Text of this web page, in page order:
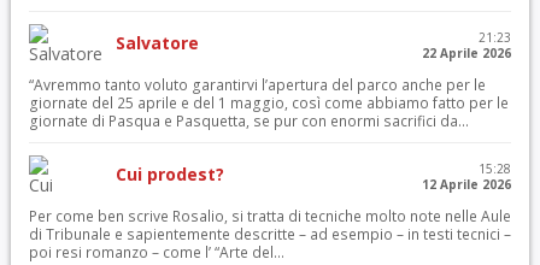
Salvatore
21:23
22 Aprile 2026
“Avremmo tanto voluto garantirvi l’apertura del parco anche per le
giornate del 25 aprile e del 1 maggio, così come abbiamo fatto per le
giornate di Pasqua e Pasquetta, se pur con enormi sacrifici da...
Cui prodest?
15:28
12 Aprile 2026
Per come ben scrive Rosalio, si tratta di tecniche molto note nelle Aule
di Tribunale e sapientemente descritte – ad esempio – in testi tecnici –
poi resi romanzo – come l’ “Arte del...